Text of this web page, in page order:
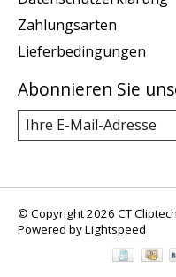
Zahlungsarten
Lieferbedingungen
Abonnieren Sie
© Copyright 2026 CT
Powered byLightspeed